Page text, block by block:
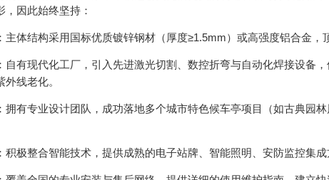
，因此始终坚持：
结构采用国标优质镀锌钢材（厚度≥1.5mm）或高强度铝合金，
现代化工厂，引入先进激光切割、数控折弯与自动化焊接设备
线老化。
专业设计团队，成功落地多个城市特色候车亭项目（如古典园
整合智能技术，提供成熟的电子站牌、智能照明、安防监控集成